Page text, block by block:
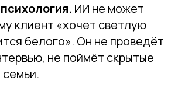
ИИ не может
клиент «хочет светлую
белого». Он не проведёт
не поймёт скрытые